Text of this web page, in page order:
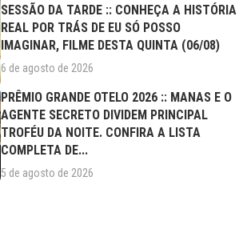
SESSÃO DA TARDE :: CONHEÇA A HISTÓRIA
REAL POR TRÁS DE EU SÓ POSSO
IMAGINAR, FILME DESTA QUINTA (06/08)
6 de agosto de 2026
PRÊMIO GRANDE OTELO 2026 :: MANAS E O
AGENTE SECRETO DIVIDEM PRINCIPAL
TROFÉU DA NOITE. CONFIRA A LISTA
COMPLETA DE...
5 de agosto de 2026